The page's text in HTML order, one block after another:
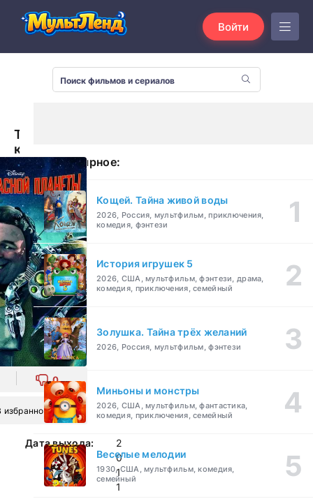
Войти
Тайна
красной
планеты
(2011)
0
избранное
Дата выхода:
2
0
1
1
Популярное:
Кощей. Тайна живой воды
2026, Россия, мультфильм, приключения,
комедия, фэнтези
История игрушек 5
2026, США, мультфильм, фэнтези, драма,
комедия, приключения, семейный
Золушка. Тайна трёх желаний
2026, Россия, мультфильм, фэнтези
Миньоны и монстры
2026, США, мультфильм, фантастика,
комедия, приключения, семейный
Веселые мелодии
1930, США, мультфильм, комедия,
семейный